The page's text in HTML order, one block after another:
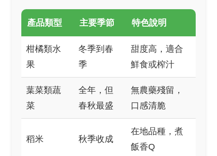
產品類型 主要季節 特色說明
柑橘類水
果
冬季到春
季
甜度高，適合
鮮食或榨汁
葉菜類蔬
菜
全年，但
春秋最盛
無農藥殘留，
口感清脆
稻米 秋季收成
在地品種，煮
飯香Q